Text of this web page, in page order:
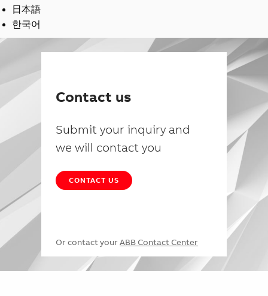
日本語
한국어
Contact us
Submit your inquiry and
we will contact you
CONTACT US
Or contact your ABB Contact Center